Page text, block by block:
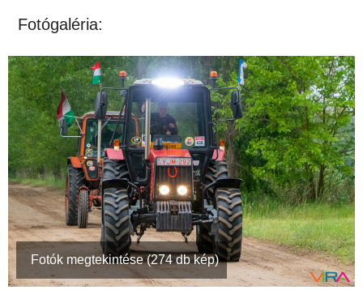
Fotógaléria:
Fotók megtekintése (274 db kép)